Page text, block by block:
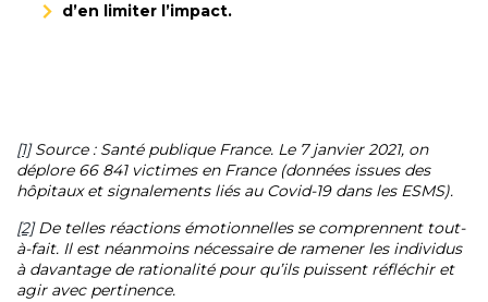
d’en limiter l’impact.
[1]Source : Santé publique France. Le 7 janvier 2021, on
déplore 66 841 victimes en France (données issues des
hôpitaux et signalements liés au Covid-19 dans les ESMS).
[2] De telles réactions émotionnelles se comprennent tout-
à-fait. Il est néanmoins nécessaire de ramener les individus
à davantage de rationalité pour qu’ils puissent réfléchir et
agir avec pertinence.